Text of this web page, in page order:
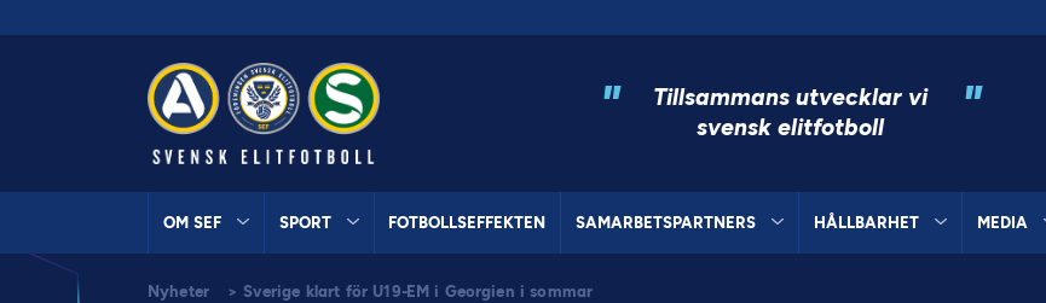
"
Tillsammans utvecklar vi
svensk elitfotboll
"
OM SEF SPORT FOTBOLLSEFFEKTEN SAMARBETSPARTNERS HÅLLBARHET MEDIA
Nyheter > Sverige klart för U19-EM i Georgien i sommar